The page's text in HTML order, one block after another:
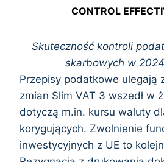
CONTROL
Skuteczność kontroli
skarbowych w
Przepisy podatkowe ulegają
zmian Slim VAT 3 wszedł w
dotyczą m.in. kursu waluty
korygujących. Zwolnienie
inwestycyjnych z UE to